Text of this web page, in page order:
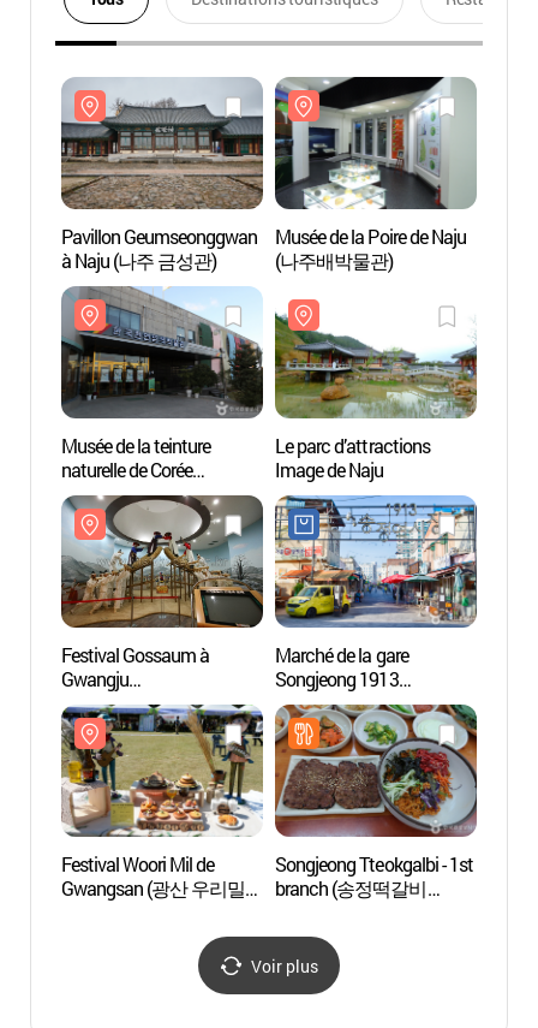
Pavillon Geumseonggwan
à Naju (나주 금성관)
Musée de la Poire de Naju
(나주배박물관)
Musée de la teinture
naturelle de Corée
(한국천연염색박물관)
Le parc d’attractions
Image de Naju
Festival Gossaum à
Gwangju
(광주고싸움놀이축제)
Marché de la gare
Songjeong 1913
(1913송정역시장)
Festival Woori Mil de
Gwangsan (광산 우리밀
Songjeong Tteokgalbi - 1st
branch (송정떡갈비
Voir plus